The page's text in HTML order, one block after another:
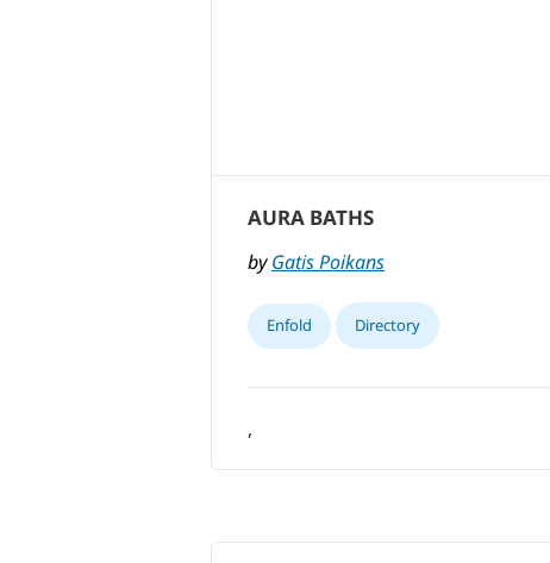
AURA BATHS
byGatis Poikans
Enfold Directory
,